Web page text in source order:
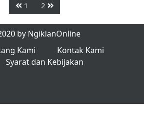
1 2
by NgiklanOnline
Kami
Kontak Kami
Syarat dan Kebijakan